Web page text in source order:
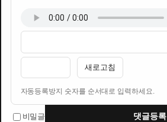
이름필수
비밀번호필수
새로고침
자동등록방지 숫자를 순서대로 입력하세요.
비밀글 댓글등록